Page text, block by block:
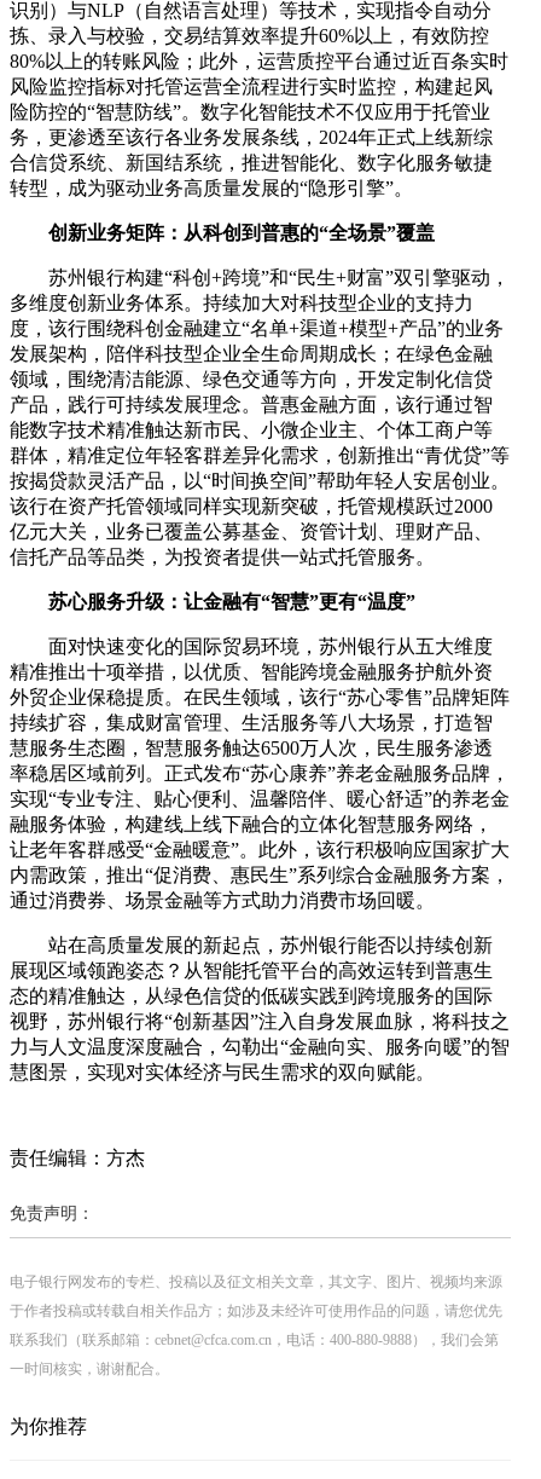
识别）与NLP（自然语言处理）等技术，实现指令自动分
拣、录入与校验，交易结算效率提升60%以上，有效防控
80%以上的转账风险；此外，运营质控平台通过近百条实时
风险监控指标对托管运营全流程进行实时监控，构建起风
险防控的“智慧防线”。数字化智能技术不仅应用于托管业
务，更渗透至该行各业务发展条线，2024年正式上线新综
合信贷系统、新国结系统，推进智能化、数字化服务敏捷
转型，成为驱动业务高质量发展的“隐形引擎”。
创新业务矩阵：从科创到普惠的“全场景”覆盖
苏州银行构建“科创+跨境”和“民生+财富”双引擎驱动，
多维度创新业务体系。持续加大对科技型企业的支持力
度，该行围绕科创金融建立“名单+渠道+模型+产品”的业务
发展架构，陪伴科技型企业全生命周期成长；在绿色金融
领域，围绕清洁能源、绿色交通等方向，开发定制化信贷
产品，践行可持续发展理念。普惠金融方面，该行通过智
能数字技术精准触达新市民、小微企业主、个体工商户等
群体，精准定位年轻客群差异化需求，创新推出“青优贷”等
按揭贷款灵活产品，以“时间换空间”帮助年轻人安居创业。
该行在资产托管领域同样实现新突破，托管规模跃过2000
亿元大关，业务已覆盖公募基金、资管计划、理财产品、
信托产品等品类，为投资者提供一站式托管服务。
苏心服务升级：让金融有“智慧”更有“温度”
面对快速变化的国际贸易环境，苏州银行从五大维度
精准推出十项举措，以优质、智能跨境金融服务护航外资
外贸企业保稳提质。在民生领域，该行“苏心零售”品牌矩阵
持续扩容，集成财富管理、生活服务等八大场景，打造智
慧服务生态圈，智慧服务触达6500万人次，民生服务渗透
率稳居区域前列。正式发布“苏心康养”养老金融服务品牌，
实现“专业专注、贴心便利、温馨陪伴、暖心舒适”的养老金
融服务体验，构建线上线下融合的立体化智慧服务网络，
让老年客群感受“金融暖意”。此外，该行积极响应国家扩大
内需政策，推出“促消费、惠民生”系列综合金融服务方案，
通过消费券、场景金融等方式助力消费市场回暖。
站在高质量发展的新起点，苏州银行能否以持续创新
展现区域领跑姿态？从智能托管平台的高效运转到普惠生
态的精准触达，从绿色信贷的低碳实践到跨境服务的国际
视野，苏州银行将“创新基因”注入自身发展血脉，将科技之
力与人文温度深度融合，勾勒出“金融向实、服务向暖”的智
慧图景，实现对实体经济与民生需求的双向赋能。
责任编辑：方杰
免责声明：
电子银行网发布的专栏、投稿以及征文相关文章，其文字、图片、视频均来源
于作者投稿或转载自相关作品方；如涉及未经许可使用作品的问题，请您优先
联系我们（联系邮箱：cebnet@cfca.com.cn，电话：400-880-9888），我们会第
一时间核实，谢谢配合。
为你推荐